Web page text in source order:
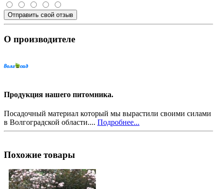
Отправить свой отзыв
О производителе
Продукция нашего питомника.
Посадочный материал который мы вырастили своими силами
в Волгоградской области.... Подробнее...
Похожие товары